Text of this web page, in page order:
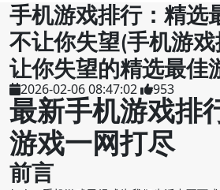
手机游戏排行：精选
不让你失望(手机游
让你失望的精选最佳
2026-02-06 08:47:02 953
最新手机游戏排
游戏一网打尽
前言